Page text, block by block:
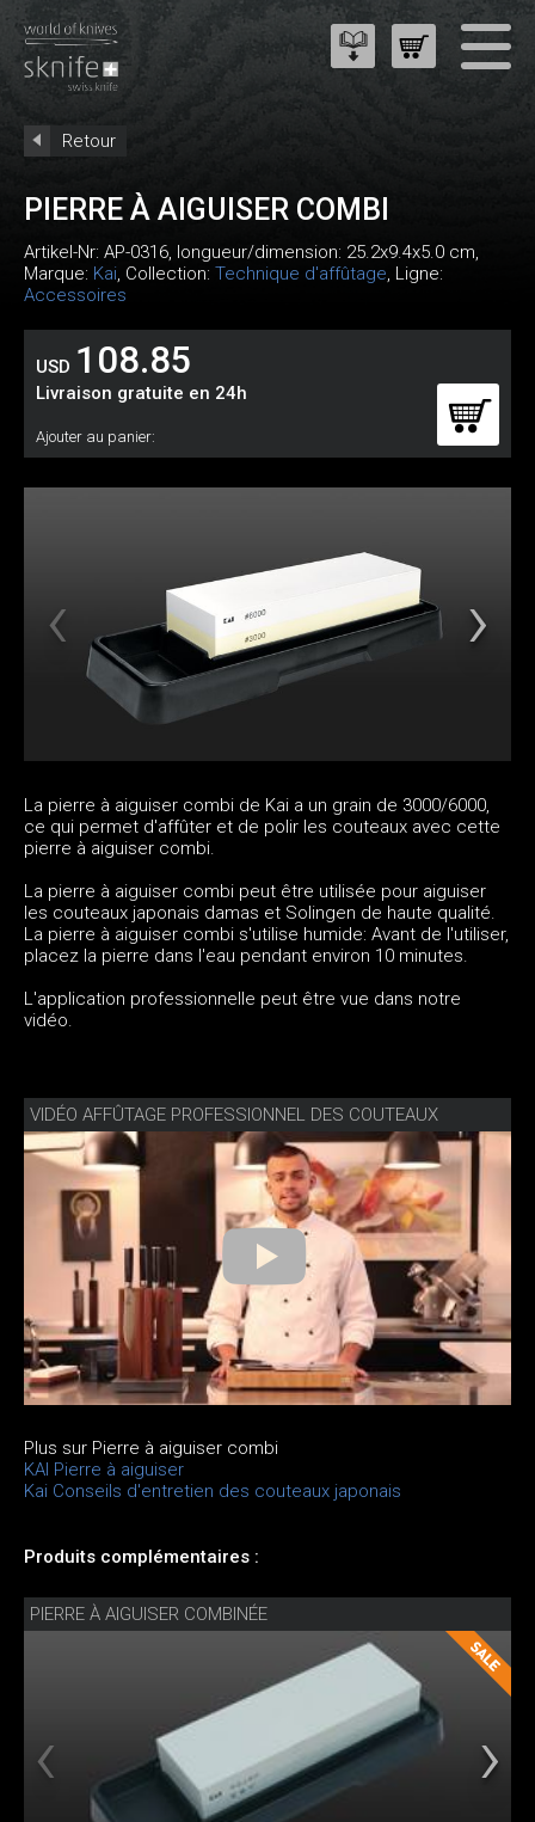
Retour
PIERRE À AIGUISER COMBI
Artikel-Nr: AP-0316, longueur/dimension: 25.2x9.4x5.0 cm,
Marque: Kai, Collection: Technique d'affûtage, Ligne:
Accessoires
USD 108.85
Livraison gratuite en 24h
Ajouter au panier:
La pierre à aiguiser combi de Kai a un grain de 3000/6000,
ce qui permet d'affûter et de polir les couteaux avec cette
pierre à aiguiser combi.
La pierre à aiguiser combi peut être utilisée pour aiguiser
les couteaux japonais damas et Solingen de haute qualité.
La pierre à aiguiser combi s'utilise humide: Avant de l'utiliser,
placez la pierre dans l'eau pendant environ 10 minutes.
L'application professionnelle peut être vue dans notre
vidéo.
VIDÉO AFFÛTAGE PROFESSIONNEL DES COUTEAUX
Plus sur Pierre à aiguiser combi
KAI Pierre à aiguiser
Kai Conseils d'entretien des couteaux japonais
Produits complémentaires :
PIERRE À AIGUISER COMBINÉE